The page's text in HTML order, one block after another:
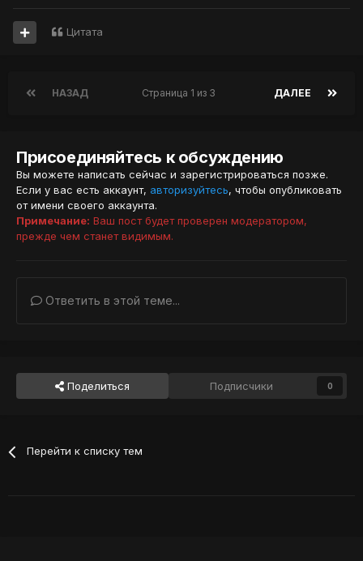
Цитата
НАЗАД ДАЛЕЕ
Страница 1 из 3
Присоединяйтесь к обсуждению
Вы можете написать сейчас и зарегистрироваться позже.
Если у вас есть аккаунт, авторизуйтесь, чтобы опубликовать
от имени своего аккаунта.
Примечание: Ваш пост будет проверен модератором,
прежде чем станет видимым.
Ответить в этой теме...
Поделиться Подписчики 0
Перейти к списку тем